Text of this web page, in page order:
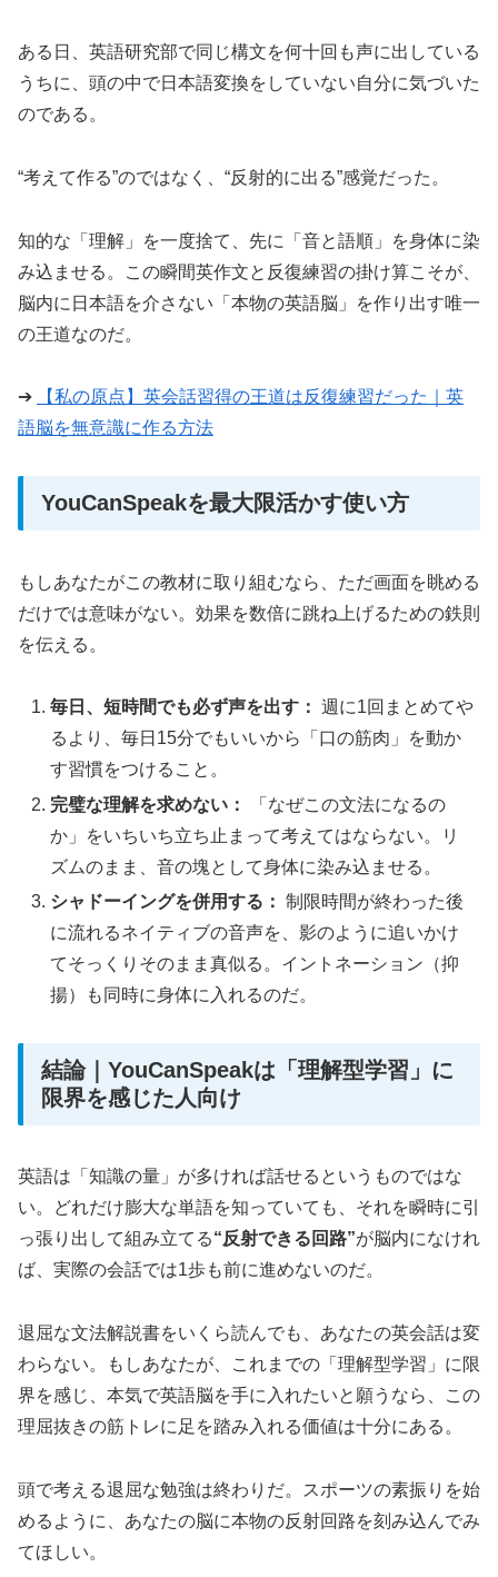
ある日、英語研究部で同じ構文を何十回も声に出している
うちに、頭の中で日本語変換をしていない自分に気づいた
のである。
“考えて作る”のではなく、“反射的に出る”感覚だった。
知的な「理解」を一度捨て、先に「音と語順」を身体に染
み込ませる。この瞬間英作文と反復練習の掛け算こそが、
脳内に日本語を介さない「本物の英語脳」を作り出す唯一
の王道なのだ。
➔
【私の原点】英会話習得の王道は反復練習だった｜英
語脳を無意識に作る方法
YouCanSpeakを最大限活かす使い方
もしあなたがこの教材に取り組むなら、ただ画面を眺める
だけでは意味がない。効果を数倍に跳ね上げるための鉄則
を伝える。
毎日、短時間でも必ず声を出す： 週に1回まとめてや
るより、毎日15分でもいいから「口の筋肉」を動か
す習慣をつけること。
完璧な理解を求めない：
「なぜこの文法になるの
か」をいちいち立ち止まって考えてはならない。リ
ズムのまま、音の塊として身体に染み込ませる。
シャドーイングを併用する： 制限時間が終わった後
に流れるネイティブの音声を、影のように追いかけ
てそっくりそのまま真似る。イントネーション（抑
揚）も同時に身体に入れるのだ。
結論｜YouCanSpeakは「理解型学習」に
限界を感じた人向け
英語は「知識の量」が多ければ話せるというものではな
い。どれだけ膨大な単語を知っていても、それを瞬時に引
っ張り出して組み立てる“反射できる回路”が脳内になけれ
ば、実際の会話では1歩も前に進めないのだ。
退屈な文法解説書をいくら読んでも、あなたの英会話は変
わらない。もしあなたが、これまでの「理解型学習」に限
界を感じ、本気で英語脳を手に入れたいと願うなら、この
理屈抜きの筋トレに足を踏み入れる価値は十分にある。
頭で考える退屈な勉強は終わりだ。スポーツの素振りを始
めるように、あなたの脳に本物の反射回路を刻み込んでみ
てほしい。